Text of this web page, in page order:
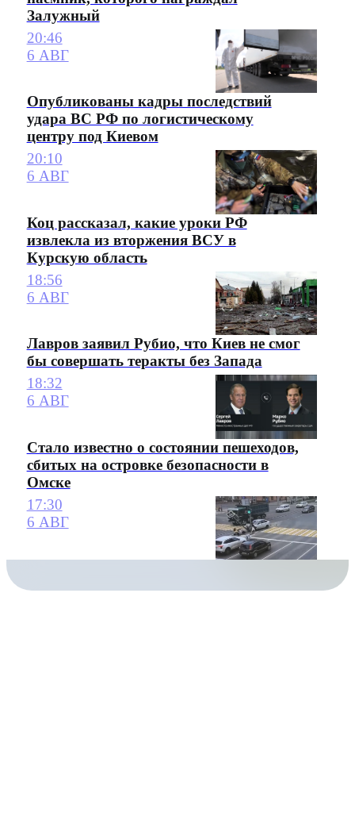
Залужный
20:46
6 АВГ
Опубликованы кадры последствий
удара ВС РФ по логистическому
центру под Киевом
20:10
6 АВГ
Коц рассказал, какие уроки РФ
извлекла из вторжения ВСУ в
Курскую область
18:56
6 АВГ
Лавров заявил Рубио, что Киев не смог
бы совершать теракты без Запада
18:32
6 АВГ
Стало известно о состоянии пешеходов,
сбитых на островке безопасности в
Омске
17:30
6 АВГ